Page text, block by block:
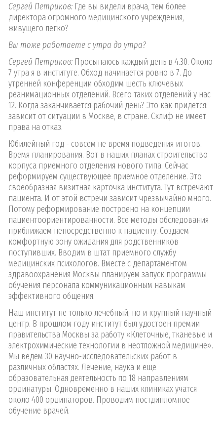
Сергей Петриков: Где вы видели врача, тем более
директора огромного медицинского учреждения,
живущего легко?
Вы тоже работаете с утра до утра?
Сергей Петриков: Просыпаюсь каждый день в 4.30. Около
7 утра я в институте. Обход начинается ровно в 7. До
утренней конференции обходим шесть ключевых
реанимационных отделений. Всего таких отделений у нас
12. Когда заканчивается рабочий день? Это как придется:
зависит от ситуации в Москве, в стране. Склиф не имеет
права на отказ.
Юбилейный год - совсем не время подведения итогов.
Время планирования. Вот в наших планах строительство
корпуса приемного отделения нового типа. Сейчас
реформируем существующее приемное отделение. Это
своеобразная визитная карточка института. Тут встречают
пациента. И от этой встречи зависит чрезвычайно много.
Потому реформирование построено на концепции
пациентоориентированности. Все методы обследования
приближаем непосредственно к пациенту. Создаем
комфортную зону ожидания для родственников
поступивших. Вводим в штат приемного службу
медицинских психологов. Вместе с департаментом
здравоохранения Москвы планируем запуск программы
обучения персонала коммуникационным навыкам
эффективного общения.
Наш институт не только лечебный, но и крупный научный
центр. В прошлом году институт был удостоен премии
правительства Москвы за работу «Клеточные, тканевые и
электрохимические технологии в неотложной медицине».
Мы ведем 30 научно-исследовательских работ в
различных областях. Лечение, наука и еще
образовательная деятельность по 18 направлениям
ординатуры. Одновременно в наших клиниках учатся
около 400 ординаторов. Проводим постдипломное
обучение врачей.